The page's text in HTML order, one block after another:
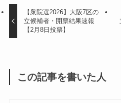
【衆院選2026】大阪7区の
立候補者・開票結果速報
【2月8日投票】
この記事を書いた人